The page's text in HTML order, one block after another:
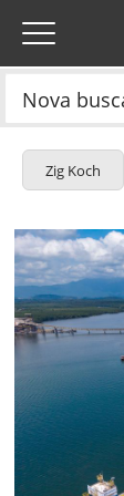
Zig Koch
Título do
Códigos
Título do